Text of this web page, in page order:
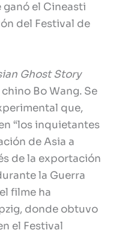
ganó el Cineasti
del Festival de
Ghost Story
Bo Wang. Se
que,
“los inquietantes
de Asia a
de la exportación
la Guerra
filme ha
donde obtuvo
el Festival